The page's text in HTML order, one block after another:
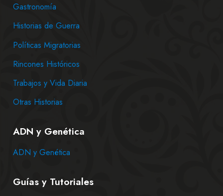
Gastronomía
Historias de Guerra
Políticas Migratorias
Rincones Históricos
Trabajos y Vida Diaria
Otras Historias
ADN y Genética
ADN y Genética
Guías y Tutoriales